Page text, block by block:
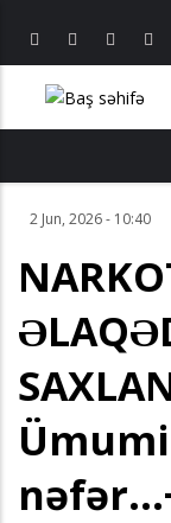
2 Jun, 2026 - 10:40